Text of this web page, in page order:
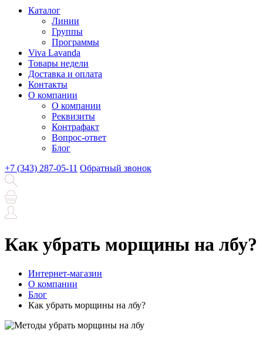
Каталог
Линии
Группы
Программы
Viva Lavanda
Товары недели
Доставка и оплата
Контакты
О компании
О компании
Реквизиты
Контрафакт
Вопрос-ответ
Блог
+7 (343) 287-05-11 Обратный звонок
Как убрать морщины на лбу?
Интернет-магазин
О компании
Блог
Как убрать морщины на лбу?